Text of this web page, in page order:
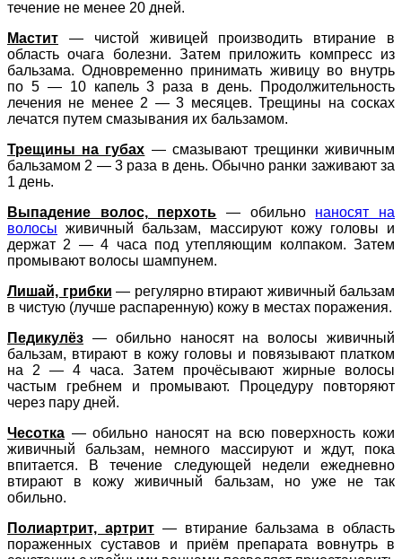
течение не менее 20 дней.
Мастит
— чистой живицей производить втирание в
область очага болезни. Затем приложить компресс из
бальзама. Одновременно принимать живицу во внутрь
по 5 — 10 капель 3 раза в день. Продолжительность
лечения не менее 2 — 3 месяцев. Трещины на сосках
лечатся путем смазывания их бальзамом.
Трещины на губах — смазывают трещинки живичным
бальзамом 2 — 3 раза в день. Обычно ранки заживают за
1 день.
Выпадение волос, перхоть
— обильно наносят на
волосы живичный бальзам, массируют кожу головы и
держат 2 — 4 часа под утепляющим колпаком. Затем
промывают волосы шампунем.
Лишай, грибки — регулярно втирают живичный бальзам
в чистую (лучше распаренную) кожу в местах поражения.
Педикулёз — обильно наносят на волосы живичный
бальзам, втирают в кожу головы и повязывают платком
на 2 — 4 часа. Затем прочёсывают жирные волосы
частым гребнем и промывают. Процедуру повторяют
через пару дней.
Чесотка — обильно наносят на всю поверхность кожи
живичный бальзам, немного массируют и ждут, пока
впитается. В течение следующей недели ежедневно
втирают в кожу живичный бальзам, но уже не так
обильно.
Полиартрит, артрит — втирание бальзама в область
пораженных суставов и приём препарата вовнутрь в